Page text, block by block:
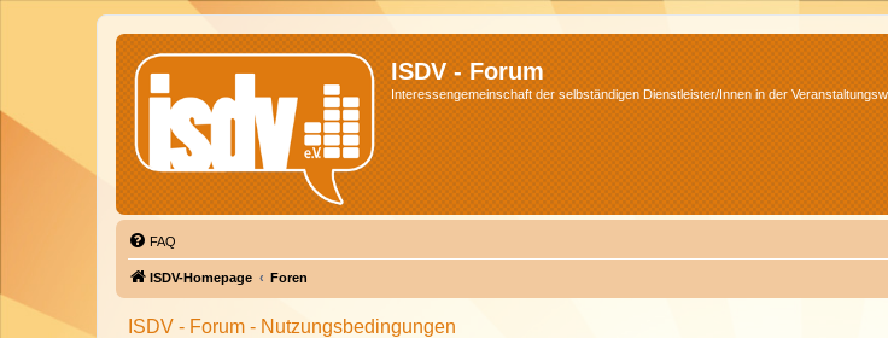
ISDV - Forum
Interessengemeinschaft der selbständigen Dienstleister/Innen in der
FAQ
ISDV-Homepage Foren
ISDV - Forum - Nutzungsbedingungen